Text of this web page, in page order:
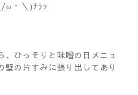
ω・＼)ﾁﾗｯ
、ひっそりと味噌の日メニュ
の片すみに張り出してあり